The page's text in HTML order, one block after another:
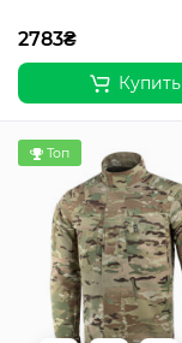
2783₴
Купить
Топ